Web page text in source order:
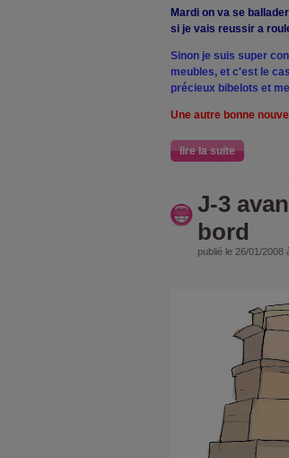
Mardi on va se
si je vais reussir a
Sinon je suis super
meubles, et c'est le
précieux bibelots et
Une autre bonne
lire la suite
J-3
bord
publié le 26/01/2008